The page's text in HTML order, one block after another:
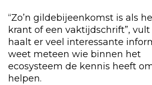
“Zo’n gildebijeenkomst is als
krant of een vaktijdschrift”, vult
haalt er veel interessante
weet meteen wie binnen het
ecosysteem de kennis heeft
helpen.